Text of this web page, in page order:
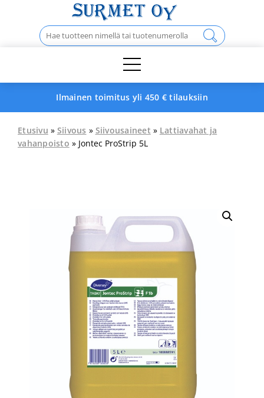
Haku:
Ilmainen toimitus yli 450 € tilauksiin
Etusivu » Siivous » Siivousaineet » Lattiavahat ja
vahanpoisto » Jontec ProStrip 5L